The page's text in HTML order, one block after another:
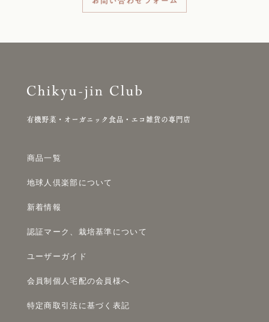
商品一覧
地球人倶楽部について
新着情報
認証マーク、栽培基準について
ユーザーガイド
会員制個人宅配の会員様へ
特定商取引法に基づく表記